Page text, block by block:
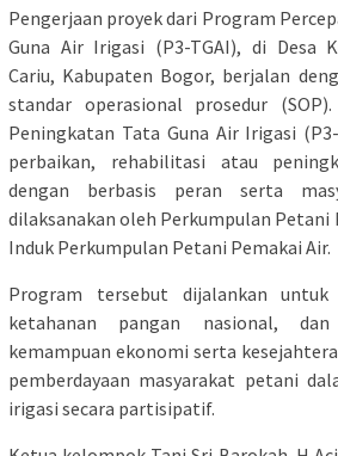
Pengerjaan proyek dari Program
Guna Air Irigasi (P3-TGAI), di Desa
Cariu, Kabupaten Bogor, berjalan
standar operasional prosedur
Peningkatan Tata Guna Air Irigasi
perbaikan, rehabilitasi atau
dengan berbasis peran serta
dilaksanakan oleh Perkumpulan Petani
Induk Perkumpulan Petani Pemakai Air.
Program tersebut dijalankan untuk
ketahanan pangan nasional,
kemampuan ekonomi serta
pemberdayaan masyarakat petani
irigasi secara partisipatif.